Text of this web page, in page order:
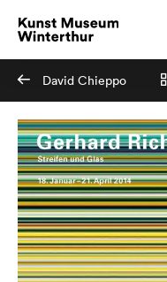
David Chieppo